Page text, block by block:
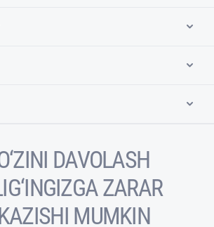
DAVOLASH
ZARAR
MUMKIN